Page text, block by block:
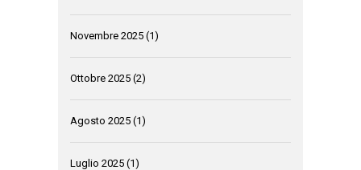
Novembre 2025 (1)
Ottobre 2025 (2)
Agosto 2025 (1)
Luglio 2025 (1)